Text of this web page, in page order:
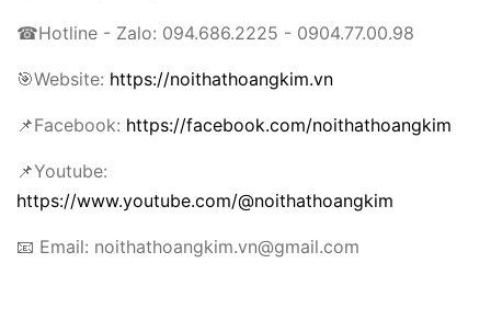
☎Hotline - Zalo: 094.686.2225 - 0904.77.00.98
🎯Website: https://noithathoangkim.vn
📌Facebook: https://facebook.com/noithathoangkim
📌Youtube:
https://www.youtube.com/@noithathoangkim
📧 Email: noithathoangkim.vn@gmail.com